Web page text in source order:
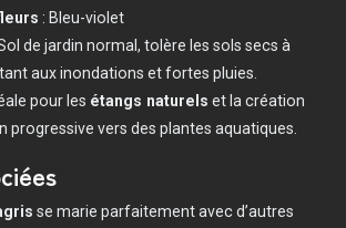
: Bleu-violet
de jardin normal, tolère les sols secs à
aux inondations et fortes pluies.
pour les étangs naturels et la création
progressive vers des plantes aquatiques.
se marie parfaitement avec d’autres